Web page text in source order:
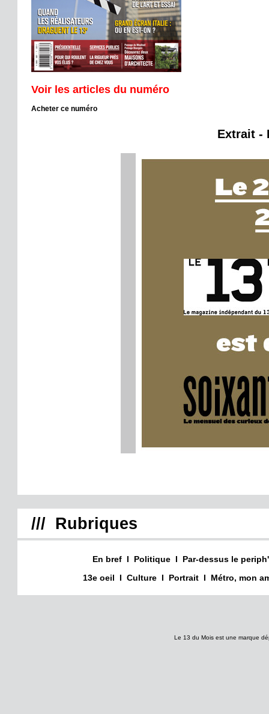
Voir les articles du numéro
Acheter ce numéro
Extrait -
/// Rubriques
En bref I Politique I
Par-dessus le periph'
13e oeil
I Culture I Portrait I Métro, mon
Le 13 du Mois est une marque